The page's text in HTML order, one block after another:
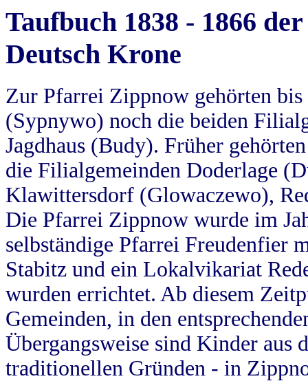
Taufbuch 1838 - 1866
Deutsch Krone
Zur Pfarrei Zippnow gehörten
(Sypnywo) noch die beiden
Jagdhaus (Budy). Früher
die Filialgemeinden Doderlage
Klawittersdorf (Glowaczewo),
Die Pfarrei Zippnow wurde im
selbständige Pfarrei Freudenfier
Stabitz und ein Lokalvikariat
wurden errichtet. Ab diesem
Gemeinden, in den
Übergangsweise sind Kinder aus
traditionellen Gründen - in